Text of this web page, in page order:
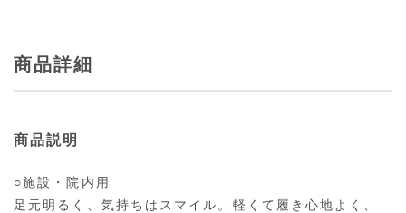
商品詳細
商品説明
○施設・院内用
足元明るく、気持ちはスマイル。軽くて履き心地よく、